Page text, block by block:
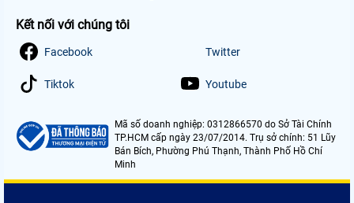
Kết nối với chúng tôi
Facebook Twitter
Tiktok Youtube
Mã số doanh nghiệp: 0312866570 do Sở Tài Chính
TP.HCM cấp ngày 23/07/2014. Trụ sở chính: 51 Lũy
Bán Bích, Phường Phú Thạnh, Thành Phố Hồ Chí
Minh